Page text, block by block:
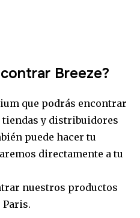
Breeze?
que podrás encontrar
tiendas y distribuidores
puede hacer tu
directamente a tu
nuestros productos
Paris.